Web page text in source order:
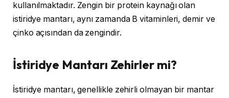
kullanılmaktadır. Zengin bir protein kaynağı olan
istiridye mantarı, aynı zamanda B vitaminleri, demir ve
çinko açısından da zengindir.
İstiridye Mantarı Zehirler mi?
İstiridye mantarı, genellikle zehirli olmayan bir mantar